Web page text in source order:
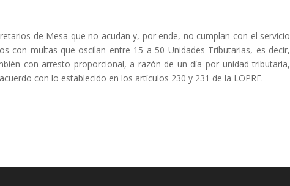
de Mesa que no acudan y, por ende, no cumplan con el servicio
con multas que oscilan entre 15 a 50 Unidades Tributarias, es decir,
con arresto proporcional, a razón de un día por unidad tributaria,
con lo establecido en los artículos 230 y 231 de la LOPRE.